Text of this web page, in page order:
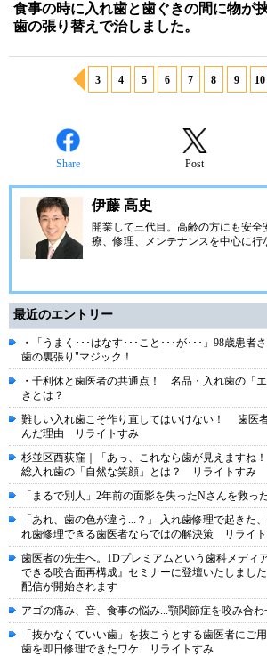
食事の時に入れ歯と歯ぐきの間に物が
歯の張り替えで治しました。
3 4 5 6 7 8 9 10
Share Post
伊藤 高史
開業して三代目。高齢の方にも安
療、修理、メンテナンスを中心に行
最近のエントリー
・「うまく･･･はなす･･･こと･･･が･･･」98歳患者
歯の裏張り"マジック！
・千利休と歯医者の共通点！ 名品・入れ歯の「
きとは？
難しい入れ歯こそ作り直してはいけない！ 歯医
んだ理由 リライトすみ
杉並区西荻窪｜「あっ、これなら歯が見えますね
総入れ歯の「自然な笑顔」とは？ リライトすみ
「まるで別人」2年前の面影を失ったNさんを救っ
「あれ、歯の色が違う...？」 入れ歯修理で起きた
れ歯修理できる歯医者ならではの解決策 リライ
歯医者の先生へ。1Dプレミアムという⻭科メディ
できる咬合⾯再構成』セミナーに登壇いたしまし
配信が開始されます
アゴの痛み、音、食事の悩み...顎関節症を咬み合わ
「抜かなくていい歯」を抜こうとする歯医者にご
歯を即日修理できたワケ リライトすみ